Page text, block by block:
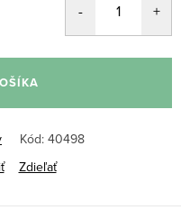
Kód: 40498
Zdieľať